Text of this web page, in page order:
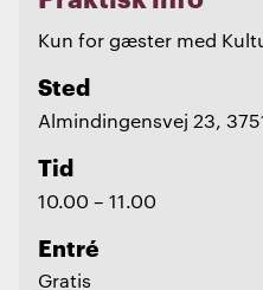
Kun for gæster med
Sted
Almindingensvej 23,
Tid
10.00 – 11.00
Entré
Gratis